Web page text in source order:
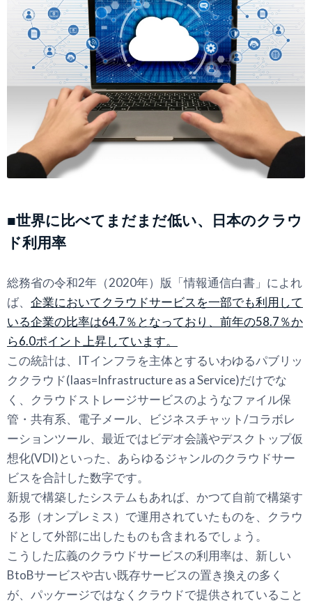
■世界に比べてまだまだ低い、日本のクラウ
ド利用率
総務省の令和2年（2020年）版「情報通信白書」によれ
ば、 企業においてクラウドサービスを一部でも利用して
いる企業の比率は64.7％となっており、前年の58.7％か
ら6.0ポイント上昇しています。
この統計は、ITインフラを主体とするいわゆるパブリッ
ククラウド(Iaas=Infrastructure as a Service)だけでな
く、クラウドストレージサービスのようなファイル保
管・共有系、電子メール、ビジネスチャット/コラボレ
ーションツール、最近ではビデオ会議やデスクトップ仮
想化(VDI)といった、あらゆるジャンルのクラウドサー
ビスを合計した数字です。
新規で構築したシステムもあれば、かつて自前で構築す
る形（オンプレミス）で運用されていたものを、クラウ
ドとして外部に出したものも含まれるでしょう。
こうした広義のクラウドサービスの利用率は、新しい
BtoBサービスや古い既存サービスの置き換えの多く
が、パッケージではなくクラウドで提供されていること